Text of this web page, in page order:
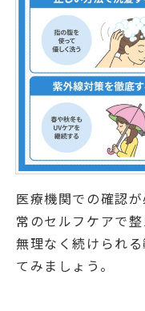
医療機関での確認
常のセルフケアで
無理なく続けられ
てみましょう。